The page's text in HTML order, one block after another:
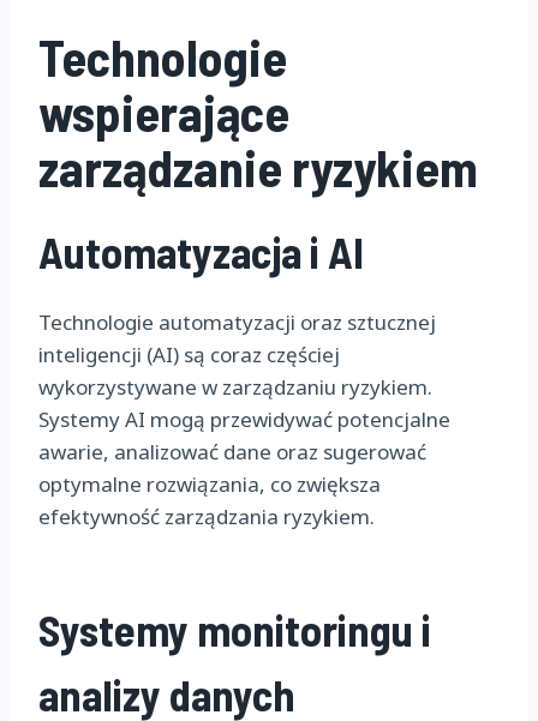
Technologie
wspierające
zarządzanie ryzykiem
Automatyzacja i AI
Technologie automatyzacji oraz sztucznej
inteligencji (AI) są coraz częściej
wykorzystywane w zarządzaniu ryzykiem.
Systemy AI mogą przewidywać potencjalne
awarie, analizować dane oraz sugerować
optymalne rozwiązania, co zwiększa
efektywność zarządzania ryzykiem.
Systemy monitoringu i
analizy danych